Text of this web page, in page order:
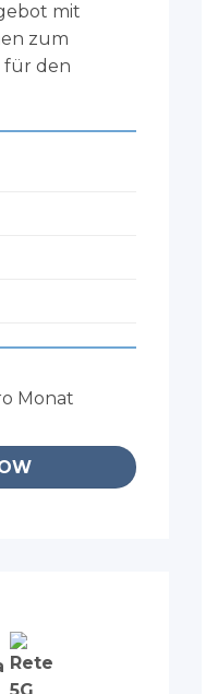
mit
zum
für den
Monat